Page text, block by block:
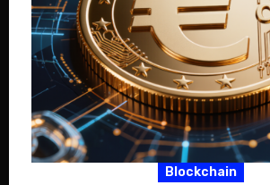
Blockchain